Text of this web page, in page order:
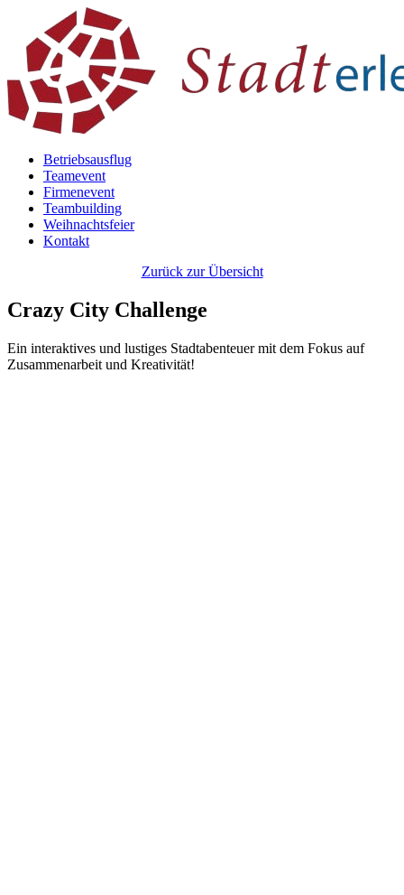
Betriebsausflug
Teamevent
Firmenevent
Teambuilding
Weihnachtsfeier
Kontakt
Zurück zur Übersicht
Crazy City Challenge
Ein interaktives und lustiges Stadtabenteuer mit dem Fokus auf
Zusammenarbeit und Kreativität!